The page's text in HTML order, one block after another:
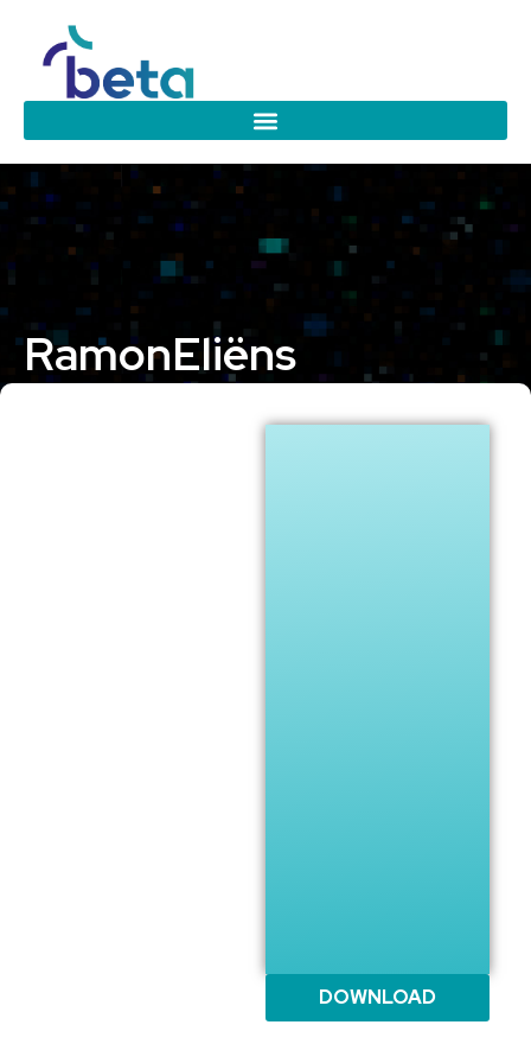
RamonEliëns
DOWNLOAD